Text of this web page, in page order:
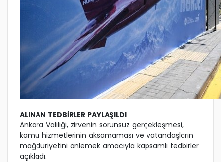
ALINAN TEDBİRLER PAYLAŞILDI
Ankara Valiliği, zirvenin sorunsuz gerçekleşmesi,
kamu hizmetlerinin aksamaması ve vatandaşların
mağduriyetini önlemek amacıyla kapsamlı tedbirler
açıkladı.